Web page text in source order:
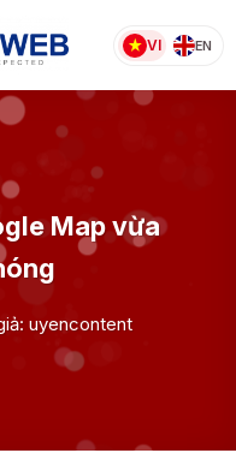
VI EN
Map vừa
uyencontent